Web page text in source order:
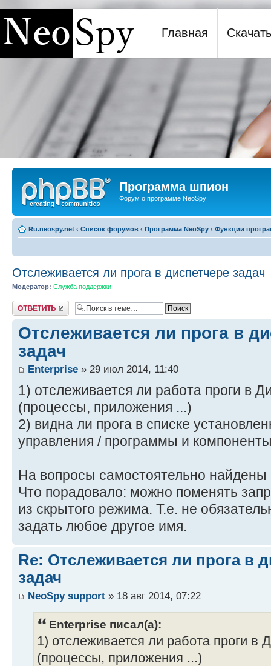
Программа шпион NeoSpy
Главная Скачать
Программа шпион
Форум о программе NeoSpy
Ru.neospy.net ‹ Список форумов ‹ Программа NeoSpy ‹ Функции
Отслеживается ли прога в диспетчере задач
Модератор: Служба поддержки
Ответить
Отслеживается ли прога в
задач
Enterprise » 29 июл 2014, 11:40
1) отслеживается ли работа проги в
(процессы, приложения ...)
2) видна ли прога в списке
управления / программы и
На вопросы самостоятельно
Что порадовало: можно поменять
из скрытого режима. Т.е. не
задать любое другое имя.
Re: Отслеживается ли прога в
задач
NeoSpy support » 18 авг 2014, 07:22
Enterprise писал(а):
1) отслеживается ли работа проги в
(процессы, приложения ...)